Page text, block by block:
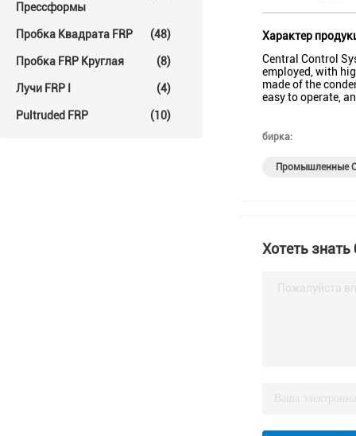
Прессформы
Пробка Квадрата FRP (48)
Пробка FRP Круглая (8)
Лучи FRP I (4)
Pultruded FRP (10)
Характер
Central Control
employed, with
made of the
easy to operate,
бирка:
Промышленные
Хотеть
Пожалуйста